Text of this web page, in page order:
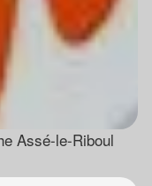
Assé-le-Riboul